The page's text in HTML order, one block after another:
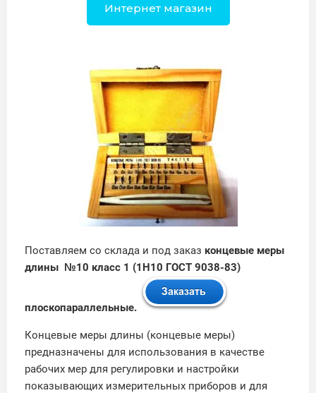
Интернет магазин
Поставляем со склада и под заказ концевые меры
длины №10 класс 1 (1Н10 ГОСТ 9038-83)
плоскопараллельные.
Концевые меры длины (концевые меры)
предназначены для использования в качестве
рабочих мер для регулировки и настройки
показывающих измерительных приборов и для